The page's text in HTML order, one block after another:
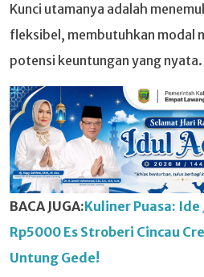
Kunci utamanya adalah
fleksibel, membutuhkan modal
potensi keuntungan yang nyata.
BACA JUGA:Kuliner Puasa:
Rp5000 Es Stroberi Cincau
Untung Gede!